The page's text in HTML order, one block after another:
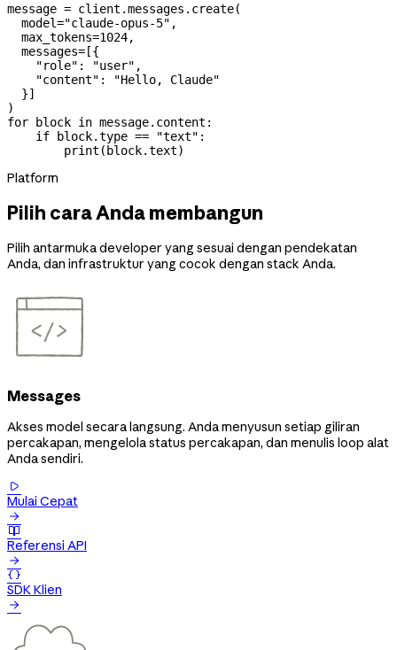
message = client.messages.create(
  model
="claude-opus-5" ,
  max_tokens
=1024,
  messages
= [{
    "role"
: "user" ,
    "content"
:
"Hello, Claude"
  }]
)
for block in message.content:
    if
block.type == "text" :
        print
(block.text)
Platform
Pilih cara Anda membangun
Pilih antarmuka developer yang sesuai dengan pendekatan
Anda, dan infrastruktur yang cocok dengan stack Anda.
Messages
Akses model secara langsung. Anda menyusun setiap giliran
percakapan, mengelola status percakapan, dan menulis loop alat
Anda sendiri.

Mulai Cepat


Referensi API


SDK Klien
